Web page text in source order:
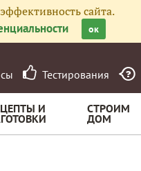
сайта.
ок
Тестирования
И СТРОИМ
ДОМ